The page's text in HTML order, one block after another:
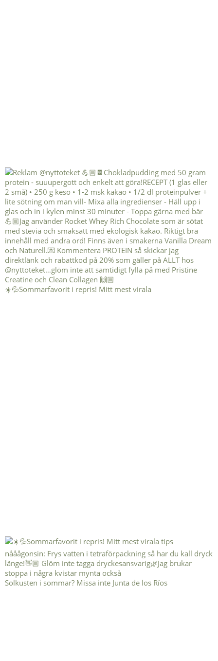
☀️💦Sommarfavorit i repris! Mitt mest virala
Solkusten i sommar? Missa inte Junta de los Ríos